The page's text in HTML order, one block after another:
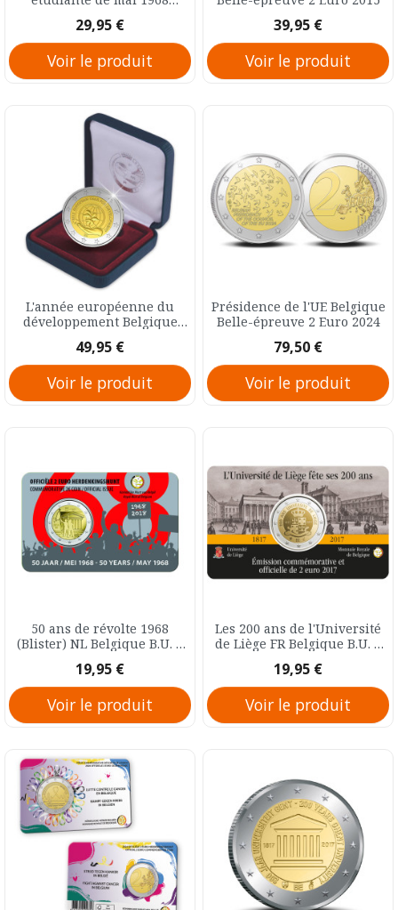
Euro 2018
Prix
29,95 €
Voir le produit
Prix
39,95 €
Voir le produit
L'année européenne du
développement Belgique
Prix
49,95 €
Voir le produit
Présidence de l'UE Belgique
Belle-épreuve 2 Euro 2024
Prix
79,50 €
Voir le produit
50 ans de révolte 1968
(Blister) NL Belgique B.U. 2
Prix
19,95 €
Voir le produit
Les 200 ans de l'Université
de Liège FR Belgique B.U. 2
Prix
19,95 €
Voir le produit